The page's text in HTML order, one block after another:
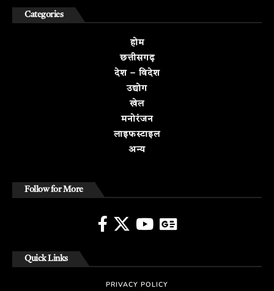
Categories
होम
छत्तीसगढ़
देश – विदेश
उद्योग
खेल
मनोरंजन
लाइफस्टाइल
अन्य
Follow for More
Quick Links
PRIVACY POLICY